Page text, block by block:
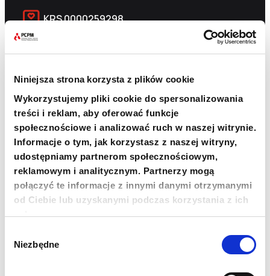
Niniejsza strona korzysta z plików cookie
Wykorzystujemy pliki cookie do spersonalizowania
treści i reklam, aby oferować funkcje
społecznościowe i analizować ruch w naszej witrynie.
Informacje o tym, jak korzystasz z naszej witryny,
udostępniamy partnerom społecznościowym,
reklamowym i analitycznym. Partnerzy mogą
połączyć te informacje z innymi danymi otrzymanymi
od Ciebie lub uzyskanymi podczas korzystania z ich
usług.
zgody
Niezbędne
KRS0000259298
COPY THE ACCOUNT NUMBER MORE
Newsletter
Chcesz być na bieżąco? Zapisz się do naszego
newslettera. Informacje o nowościach, naszych planach,
działaniach i zakończonych projektach.
Adres e-mail